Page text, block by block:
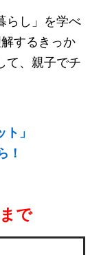
らし」を学べ
するきっか
て、親子でチ
」
！
で